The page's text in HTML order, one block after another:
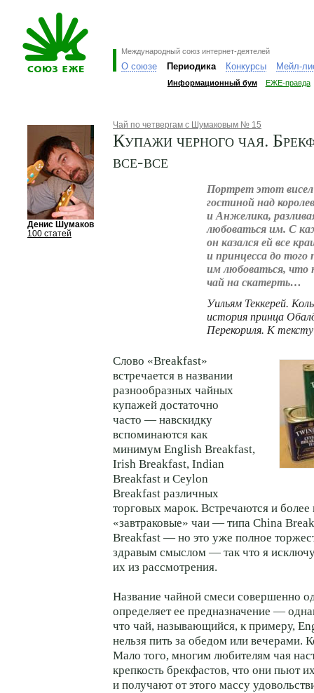
Международный союз интернет-деятелей
О союзе Периодика Конкурсы Мейл-
Информационный бум ЕЖЕ-правда
Денис Шумаков
100 статей
Чай по четвергам с Шумаковым № 15
Купажи черного чая.
все-все
Портрет этот висел
гостиной над
и Анжелика,
любоваться им. С
он казался ей все
и принцесса до того
им любоваться, что
чай на скатерть…
Уильям Теккерей.
история принца
Перекориля. К
Слово «Breakfast»
встречается в названии
разнообразных чайных
купажей достаточно
часто — навскидку
вспоминаются как
минимум English Breakfast,
Irish Breakfast, Indian
Breakfast и Ceylon
Breakfast различных
торговых марок. Встречаются и
«завтраковые» чаи — типа China
Breakfast — но это уже полное
здравым смыслом — так что я
их из рассмотрения.
Название чайной смеси совершенно
определяет ее предназначение —
что чай, называющийся, к примеру,
нельзя пить за обедом или вечерами.
Мало того, многим любителям чая
крепкость брекфастов, что они пьют
и получают от этого массу